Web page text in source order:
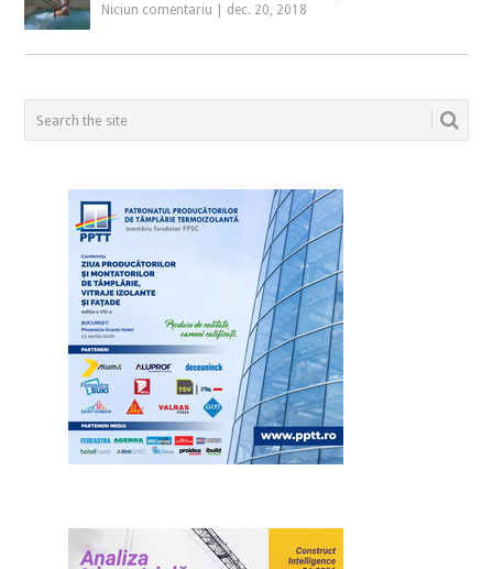
Niciun comentariu dec. 20, 2018